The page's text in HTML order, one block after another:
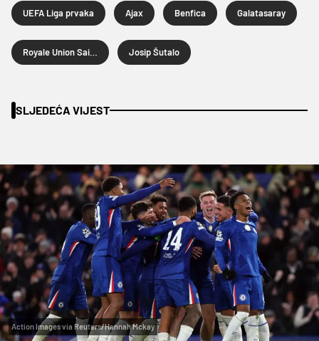
UEFA Liga prvaka Ajax Benfica Galatasaray
Josip Šutalo
SLJEDEĆA VIJEST
Action Images via Reuters/Hannah Mckay